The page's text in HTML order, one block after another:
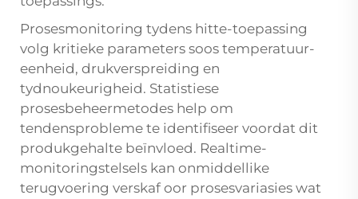
Prosesmonitoring tydens hitte-toepassing
volg kritieke parameters soos temperatuur-
eenheid, drukverspreiding en
tydnoukeurigheid. Statistiese
prosesbeheermetodes help om
tendensprobleme te identifiseer voordat dit
produkgehalte beïnvloed. Realtime-
monitoringstelsels kan onmiddellike
terugvoering verskaf oor prosesvariasies wat